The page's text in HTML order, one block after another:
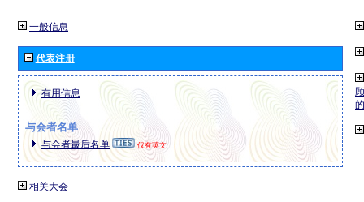
一般信息
代表注册
有用信息
与会者名单
与会者最后名单 仅有英文
相关大会